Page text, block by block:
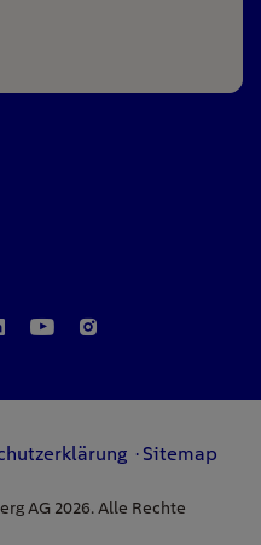
Sitemap
AG 2026. Alle Rechte